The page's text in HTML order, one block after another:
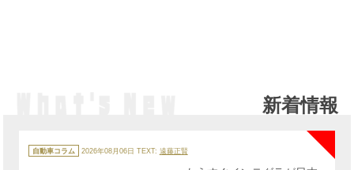
新着情報
テ
ゴ
自動車コラム 2026年08月06日 TEXT: 遠藤正賢
NEW